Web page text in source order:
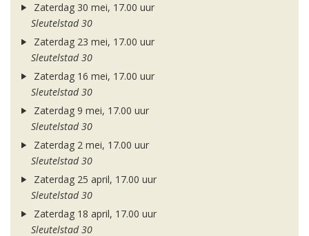
Zaterdag 30 mei, 17.00 uur
Sleutelstad 30
Zaterdag 23 mei, 17.00 uur
Sleutelstad 30
Zaterdag 16 mei, 17.00 uur
Sleutelstad 30
Zaterdag 9 mei, 17.00 uur
Sleutelstad 30
Zaterdag 2 mei, 17.00 uur
Sleutelstad 30
Zaterdag 25 april, 17.00 uur
Sleutelstad 30
Zaterdag 18 april, 17.00 uur
Sleutelstad 30